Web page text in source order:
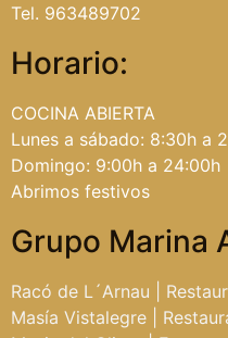
Tel. 963489702
Horario:
COCINA ABIERTA
Lunes a sábado: 8:30h a
Domingo: 9:00h a 24:00h
Abrimos festivos
Grupo Marina
Racó de L´Arnau |
Masía Vistalegre |